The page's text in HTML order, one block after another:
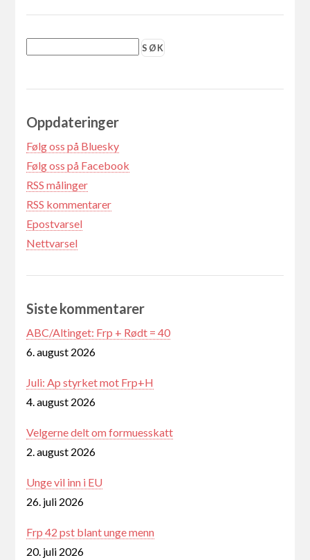
Oppdateringer
Følg oss på Bluesky
Følg oss på Facebook
RSS målinger
RSS kommentarer
Epostvarsel
Nettvarsel
Siste kommentarer
ABC/Altinget: Frp + Rødt = 40
6. august 2026
Juli: Ap styrket mot Frp+H
4. august 2026
Velgerne delt om formuesskatt
2. august 2026
Unge vil inn i EU
26. juli 2026
Frp 42 pst blant unge menn
20. juli 2026